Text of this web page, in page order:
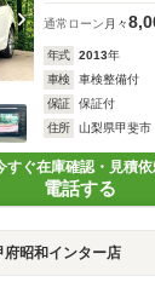
通常ローン 月々
年式 2013年
車検
車検整備付
保証
保証付
住所
山梨県甲斐市
すぐ在庫確認・見積
電話する
府昭和インター店